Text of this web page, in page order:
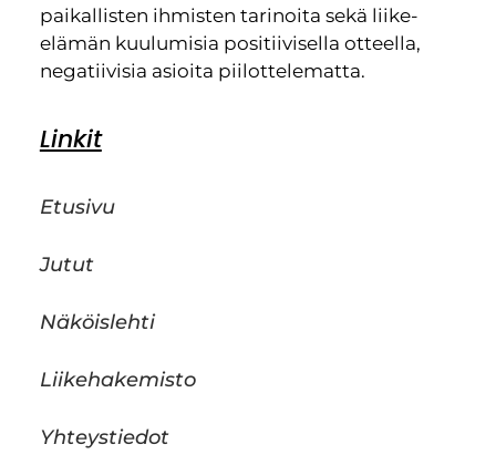
paikallisten ihmisten tarinoita sekä liike-
elämän kuulumisia positiivisella otteella,
negatiivisia asioita piilottelematta.
Linkit
Etusivu
Jutut
Näköislehti
Liikehakemisto
Yhteystiedot